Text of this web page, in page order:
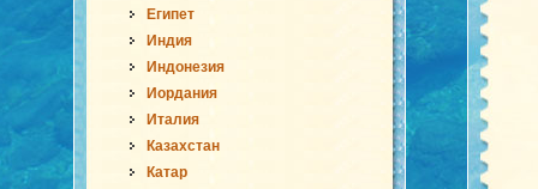
Египет
Индия
Индонезия
Иордания
Италия
Казахстан
Катар